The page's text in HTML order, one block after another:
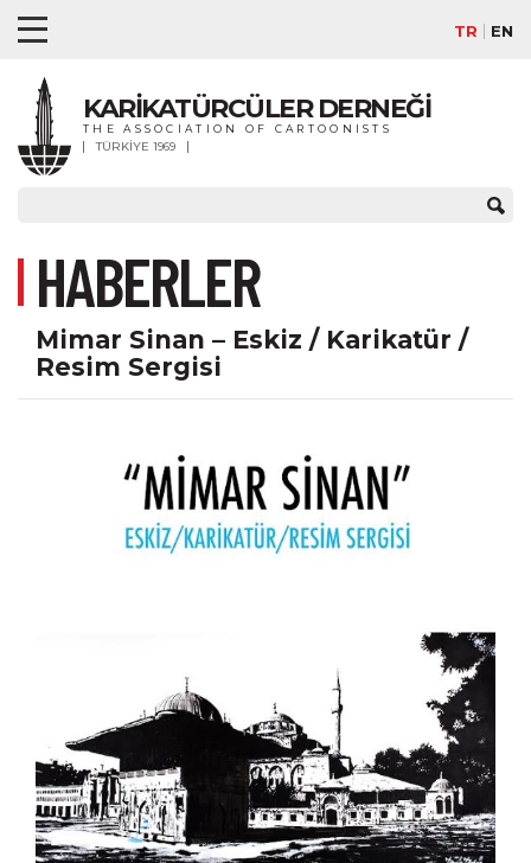
TR EN
KARİKATÜRCÜLER DERNEĞİ
THE ASSOCIATION OF CARTOONISTS
TÜRKİYE 1969
HABERLER
Mimar Sinan – Eskiz / Karikatür /
Resim Sergisi